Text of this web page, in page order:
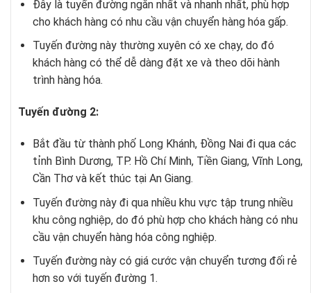
Đây là tuyến đường ngắn nhất và nhanh nhất, phù hợp
cho khách hàng có nhu cầu vận chuyển hàng hóa gấp.
Tuyến đường này thường xuyên có xe chạy, do đó
khách hàng có thể dễ dàng đặt xe và theo dõi hành
trình hàng hóa.
Tuyến đường 2:
Bắt đầu từ thành phố Long Khánh, Đồng Nai đi qua các
tỉnh Bình Dương, TP. Hồ Chí Minh, Tiền Giang, Vĩnh Long,
Cần Thơ và kết thúc tại An Giang.
Tuyến đường này đi qua nhiều khu vực tập trung nhiều
khu công nghiệp, do đó phù hợp cho khách hàng có nhu
cầu vận chuyển hàng hóa công nghiệp.
Tuyến đường này có giá cước vận chuyển tương đối rẻ
hơn so với tuyến đường 1.